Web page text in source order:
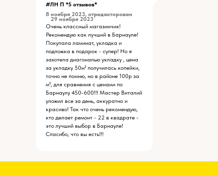
#ЛН П *5 отзывов*
8 ноября 2023, отредактирован
Очень классный магазинчик!
Рекомендую как лучший в Барнауле!
Покупала ламинат, укладка и
подложка в подарок - супер! Но я
захотела диагональю укладку , цена
за укладку 50м² получилась копейки,
точно не помню, но в районе 100р за
м², для сравнения с ценами по
Барнаулу 450-600!!! Мастер Виталий
уложил все за день, аккуратно и
красиво! Так что очень рекомендую,
кто делает ремонт - 22 в квадрате -
это лучший выбор в Барнауле!
Спасибо, что вы есть!!!
29 ноября 2023